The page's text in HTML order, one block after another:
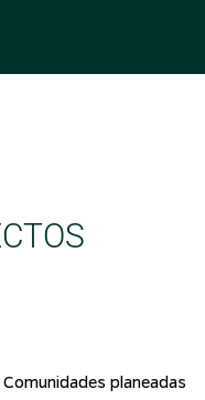
Comunidades planeadas